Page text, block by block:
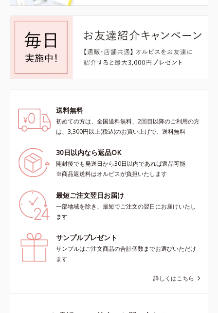
送料無料
初めての方は、全国送料無料、2回目以降のご利用の方
は、3,300円以上(税込)のお買い上げで、送料無料
30日以内なら返品OK
開封後でも発送日から30日以内であれば返品可能
※商品返送料はオルビスが負担いたします
最短ご注文翌日お届け
一部地域を除き、最短でご注文の翌日にお届けいたし
ます
サンプルプレゼント
サンプルはご注文商品の合計個数までお選びいただけ
ます
詳しくはこちら